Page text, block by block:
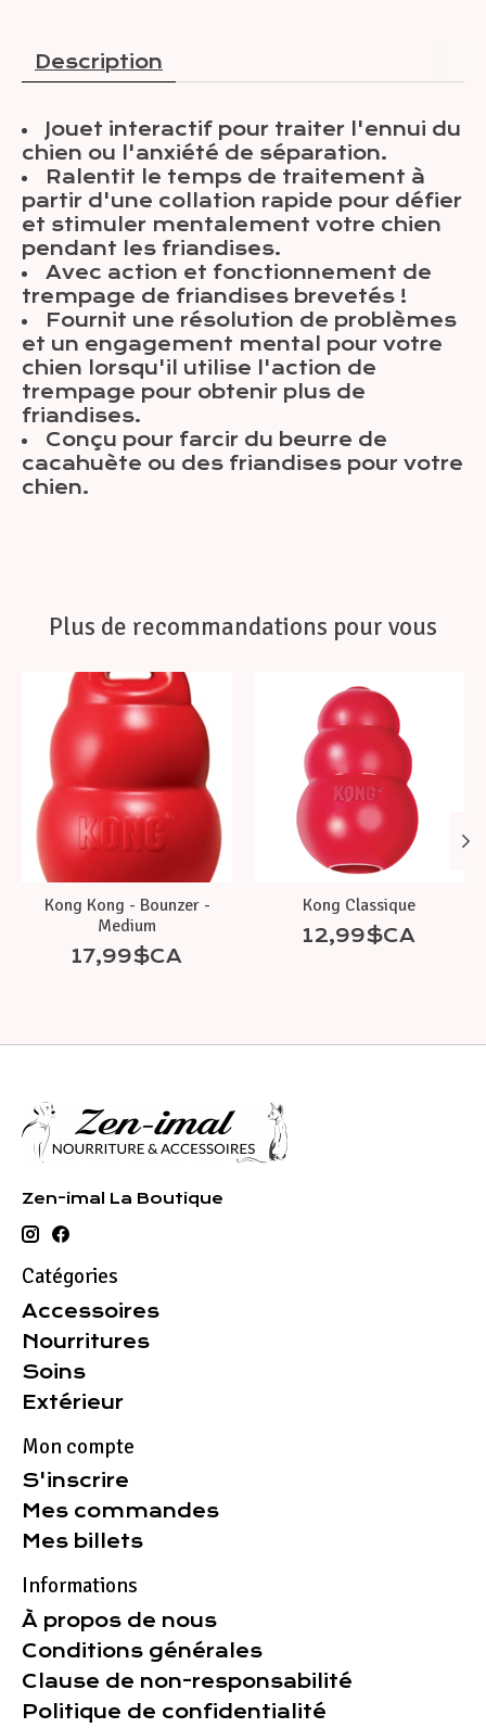
Description
Jouet interactif pour traiter l'ennui du
chien ou l'anxiété de séparation.
Ralentit le temps de traitement à
partir d'une collation rapide pour défier
et stimuler mentalement votre chien
pendant les friandises.
Avec action et fonctionnement de
trempage de friandises brevetés !
Fournit une résolution de problèmes
et un engagement mental pour votre
chien lorsqu'il utilise l'action de
trempage pour obtenir plus de
friandises.
Conçu pour farcir du beurre de
cacahuète ou des friandises pour votre
chien.
Plus de recommandations pour vous
Articles du carrousel de produits
Kong Kong - Bounzer -
Medium
17,99$CA
Kong Classique
12,99$CA
Zen-imal La Boutique
Catégories
Accessoires
Nourritures
Soins
Extérieur
Mon compte
S'inscrire
Mes commandes
Mes billets
Informations
À propos de nous
Conditions générales
Clause de non-responsabilité
Politique de confidentialité